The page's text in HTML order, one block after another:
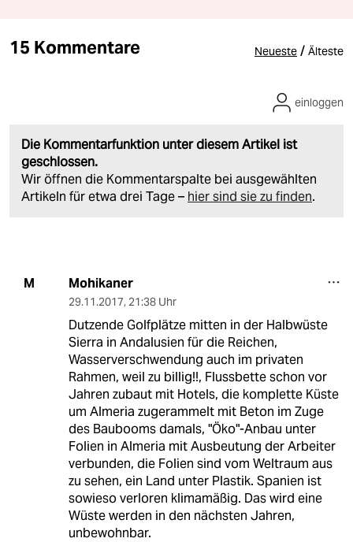
15 Kommentare Neueste / Älteste
Die Kommentarfunktion unter diesem Artikel ist
geschlossen.
Wir öffnen die Kommentarspalte bei ausgewählten
Artikeln für etwa drei Tage – hier sind sie zu finden.
einloggen
M Mohikaner
29.11.2017, 21:38 Uhr
Dutzende Golfplätze mitten in der Halbwüste
Sierra in Andalusien für die Reichen,
Wasserverschwendung auch im privaten
Rahmen, weil zu billig!!, Flussbette schon vor
Jahren zubaut mit Hotels, die komplette Küste
um Almeria zugerammelt mit Beton im Zuge
des Baubooms damals, "Öko"-Anbau unter
Folien in Almeria mit Ausbeutung der Arbeiter
verbunden, die Folien sind vom Weltraum aus
zu sehen, ein Land unter Plastik. Spanien ist
sowieso verloren klimamäßig. Das wird eine
Wüste werden in den nächsten Jahren,
unbewohnbar.